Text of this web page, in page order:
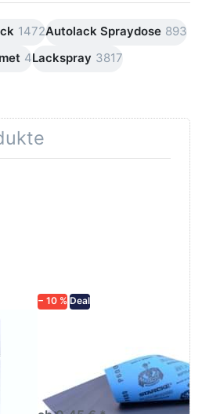
1472Autolack Spraydose 893
4Lackspray 3817
− 10 % Deal
diversen Körnungen
Nass-Schleifpapier zur nass
und trocken anwendung